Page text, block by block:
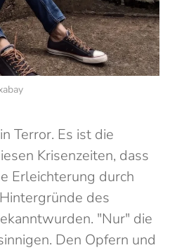
Terror. Es ist die
Krisenzeiten, dass
Erleichterung durch
des
"Nur" die
Den Opfern und